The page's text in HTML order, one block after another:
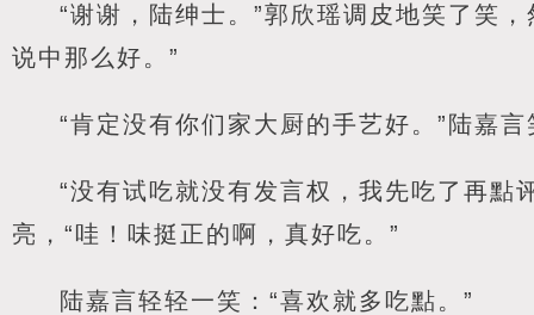
“谢谢，陆绅士。”郭欣瑶调皮地笑了笑
说中那么好。”
“肯定没有你们家大厨的手艺好。”陆嘉
“没有试吃就没有发言权，我先吃了再點
亮，“哇！味挺正的啊，真好吃。”
陆嘉言轻轻一笑：“喜欢就多吃點。”